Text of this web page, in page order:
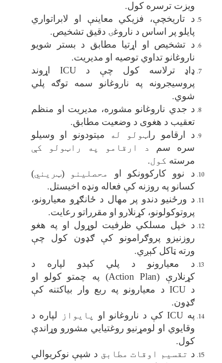
ویزت ترسره کول.
د تاریخچې، فزیکي معاینې او لابراتواري
پایلو پر اساس د ناروغۍ دقیق تشخیص.
د تشخیص او اړتیا مطابق د بستر شویو
ناروغانو تداوي توصیه او مدیریت.
ډاډ ترلاسه کول چې د ICU
اړوند
پروسیجرونه په ناروغانو سمه توګه پلي
شوي.
د جدي‌ ناروغانو مشوره، مدیریت او منظم
تعقیب د هغوی د وضعیت مطابق.
د ارقامو را ټولو له
میتودونو او وسیلو
سره سم
د ارقامو په راټولو کې
مرسته کول.
د نوو کارکوونکو او
محصلینو
(ټریني)
کسانو په روزنه کې فعاله ونډه اخیستل.
د ورځنیو دندو پر مهال د ځانګړو معیارونو،
پروتوکولونو، کړنلارو او مقرراتو رعایت.
د خپل مسلکي ظرفیت لوړول او په هغو
روزنیزو پروګرامونو کې ګډون کول چې
ورته ټاکل کېږي.
د معیارونو د پلي کېدو لپاره د
کړنلارې (Action Plan) په چمتو کولو او
د ICUد معیارونو په ربع وار بیاکتنه کې
ګډون.
په ICU کې د ناروغانو او پایواز
لپاره د
وقایوي او لومړنیو روغتیايي مشورو وړاندې
کول.
د تقسیم اوقات مطابقد شپې نوکریوالي